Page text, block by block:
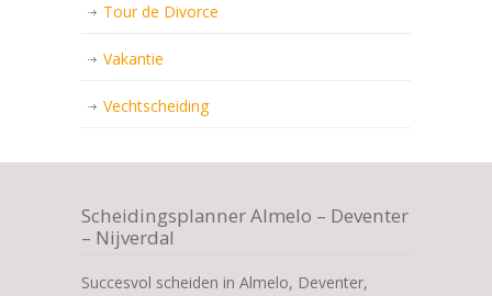
Tour de Divorce
Vakantie
Vechtscheiding
Scheidingsplanner Almelo – Deventer
– Nijverdal
Succesvol scheiden in Almelo, Deventer,